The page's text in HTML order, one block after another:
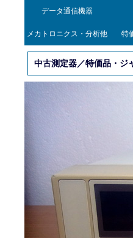
データ通信機器
メカトロニクス・分析他 特
中古測定器／特価品・ジ